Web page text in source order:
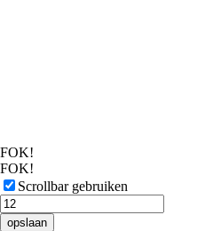
FOK!
FOK!
Scrollbar gebruiken
opslaan